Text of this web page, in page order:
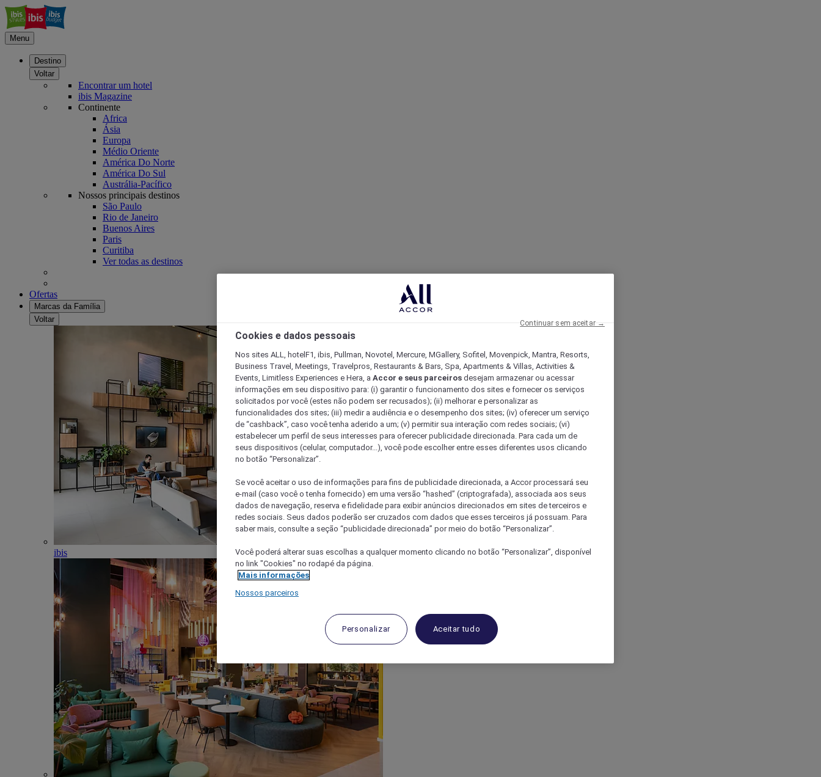
Menu
Destino
Voltar
Encontrar um hotel
ibis Magazine
Continente
Africa
Ásia
Europa
Médio Oriente
América Do Norte
América Do Sul
Austrália-Pacífico
Nossos principais destinos
São Paulo
Rio de Janeiro
Buenos Aires
Paris
Curitiba
Ver todas as destinos
Ofertas
Marcas da Família
Voltar
ibis
Cookies e dados pessoais
Nos sites ALL, hotelF1, ibis, Pullman, Novotel, Mercure, MGallery, Sofitel, Movenpick, Mantra, Resorts,
Business Travel, Meetings, Travelpros, Restaurants & Bars, Spa, Apartments & Villas, Activities &
Events, Limitless Experiences e Hera, a Accor e seus parceiros desejam armazenar ou acessar
informações em seu dispositivo para: (i) garantir o funcionamento dos sites e fornecer os serviços
solicitados por você (estes não podem ser recusados); (ii) melhorar e personalizar as
funcionalidades dos sites; (iii) medir a audiência e o desempenho dos sites; (iv) oferecer um serviço
de “cashback”, caso você tenha aderido a um; (v) permitir sua interação com redes sociais; (vi)
estabelecer um perfil de seus interesses para oferecer publicidade direcionada. Para cada um de
seus dispositivos (celular, computador...), você pode escolher entre esses diferentes usos clicando
no botão “Personalizar”.
Se você aceitar o uso de informações para fins de publicidade direcionada, a Accor processará seu
e-mail (caso você o tenha fornecido) em uma versão “hashed” (criptografada), associada aos seus
dados de navegação, reserva e fidelidade para exibir anúncios direcionados em sites de terceiros e
redes sociais. Seus dados poderão ser cruzados com dados que esses terceiros já possuam. Para
saber mais, consulte a seção “publicidade direcionada” por meio do botão “Personalizar”.
Você poderá alterar suas escolhas a qualquer momento clicando no botão “Personalizar”, disponível
no link "Cookies" no rodapé da página.
Mais informações
Nossos parceiros
Personalizar Aceitar tudo
Continuar sem aceitar →